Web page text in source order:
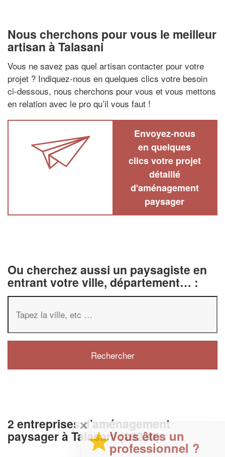
Nous cherchons pour vous le meilleur
artisan à Talasani
Vous ne savez pas quel artisan contacter pour votre
projet ? Indiquez-nous en quelques clics votre besoin
ci-dessous, nous cherchons pour vous et vous mettons
en relation avec le pro qu’il vous faut !
Envoyez-nous
en quelques
clics votre projet
détaillé
d'aménagement
paysager
Ou cherchez aussi un paysagiste en
entrant votre ville, département… :
2 entreprises d'aménagement
paysager à Talasani (20230)
✕
Vous êtes un
professionnel ?